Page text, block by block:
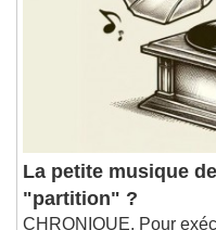
La petite musique
"partition" ?